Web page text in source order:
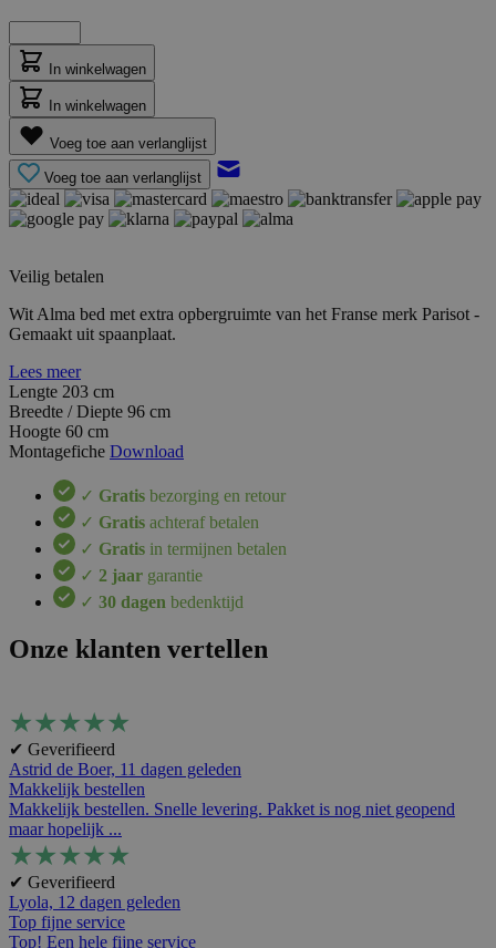
In winkelwagen
In winkelwagen
Voeg toe aan verlanglijst
Voeg toe aan verlanglijst
Veilig betalen
Wit Alma bed met extra opbergruimte van het Franse merk Parisot -
Gemaakt uit spaanplaat.
Lees meer
Lengte 203 cm
Breedte / Diepte 96 cm
Hoogte 60 cm
Montagefiche Download
✓ Gratis bezorging en retour
✓ Gratis achteraf betalen
✓ Gratis in termijnen betalen
✓ 2 jaar garantie
✓ 30 dagen bedenktijd
Onze klanten vertellen
★★★★★
✔ Geverifieerd
Astrid de Boer, 11 dagen geleden
Makkelijk bestellen
Makkelijk bestellen. Snelle levering. Pakket is nog niet geopend
maar hopelijk ...
★★★★★
✔ Geverifieerd
Lyola, 12 dagen geleden
Top fijne service
Top! Een hele fijne service